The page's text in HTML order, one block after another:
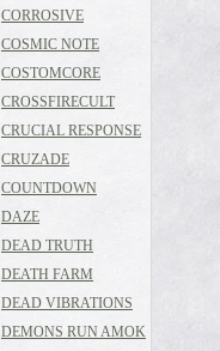
CORROSIVE
COSMIC NOTE
COSTOMCORE
CROSSFIRECULT
CRUCIAL RESPONSE
CRUZADE
COUNTDOWN
DAZE
DEAD TRUTH
DEATH FARM
DEAD VIBRATIONS
DEMONS RUN AMOK